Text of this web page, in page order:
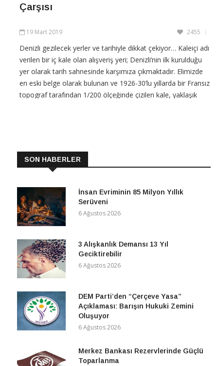
Çarşısı
19 Mart 2019 2455
Denizli gezilecek yerler ve tarihiyle dikkat çekiyor… Kaleiçi adı
verilen bir iç kale olan alışveriş yeri; Denizli’nin ilk kurulduğu
yer olarak tarih sahnesinde karşımıza çıkmaktadır. Elimizde
en eski belge olarak bulunan ve 1926-30’lu yıllarda bir Fransız
topograf tarafından 1/200 ölçeğinde çizilen kale, yaklaşık
SON HABERLER
İnsan Evriminin 85 Milyon Yıllık
Serüveni
6 Ağustos 2026
3 Alışkanlık Demansı 13 Yıl
Geciktirebilir
6 Ağustos 2026
DEM Parti’den “Çerçeve Yasa”
Açıklaması: Barışın Hukuki Zemini
Oluşuyor
6 Ağustos 2026
Merkez Bankası Rezervlerinde Güçlü
Toparlanma